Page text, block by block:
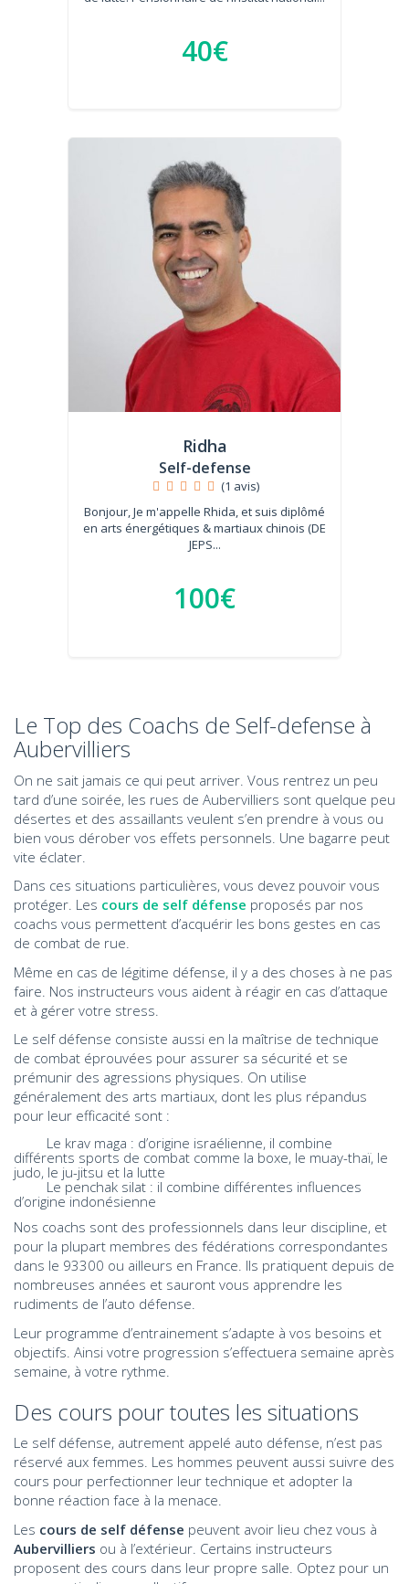
40€
Ridha
Self-defense
(1 avis)
Bonjour, Je m'appelle Rhida, et suis diplômé
en arts énergétiques & martiaux chinois (DE
JEPS...
100€
Le Top des Coachs de Self-defense à
Aubervilliers
On ne sait jamais ce qui peut arriver. Vous rentrez un peu
tard d’une soirée, les rues de Aubervilliers sont quelque peu
désertes et des assaillants veulent s’en prendre à vous ou
bien vous dérober vos effets personnels. Une bagarre peut
vite éclater.
Dans ces situations particulières, vous devez pouvoir vous
protéger. Les cours de self défense proposés par nos
coachs vous permettent d’acquérir les bons gestes en cas
de combat de rue.
Même en cas de légitime défense, il y a des choses à ne pas
faire. Nos instructeurs vous aident à réagir en cas d’attaque
et à gérer votre stress.
Le self défense consiste aussi en la maîtrise de technique
de combat éprouvées pour assurer sa sécurité et se
prémunir des agressions physiques. On utilise
généralement des arts martiaux, dont les plus répandus
pour leur efficacité sont :
Le krav maga : d’origine israélienne, il combine
différents sports de combat comme la boxe, le muay-thaï, le
judo, le ju-jitsu et la lutte
Le penchak silat : il combine différentes influences
d’origine indonésienne
Nos coachs sont des professionnels dans leur discipline, et
pour la plupart membres des fédérations correspondantes
dans le 93300 ou ailleurs en France. Ils pratiquent depuis de
nombreuses années et sauront vous apprendre les
rudiments de l’auto défense.
Leur programme d’entrainement s’adapte à vos besoins et
objectifs. Ainsi votre progression s’effectuera semaine après
semaine, à votre rythme.
Des cours pour toutes les situations
Le self défense, autrement appelé auto défense, n’est pas
réservé aux femmes. Les hommes peuvent aussi suivre des
cours pour perfectionner leur technique et adopter la
bonne réaction face à la menace.
Les cours de self défense peuvent avoir lieu chez vous à
Aubervilliers ou à l’extérieur. Certains instructeurs
proposent des cours dans leur propre salle. Optez pour un